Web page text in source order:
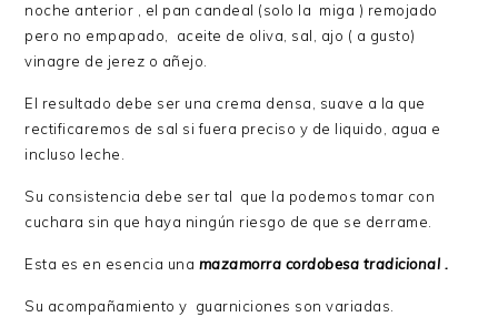
noche anterior , el pan candeal (solo la miga ) remojado
pero no empapado, aceite de oliva, sal, ajo ( a gusto)
vinagre de jerez o añejo.
El resultado debe ser una crema densa, suave a la que
rectificaremos de sal si fuera preciso y de liquido, agua e
incluso leche.
Su consistencia debe ser tal que la podemos tomar con
cuchara sin que haya ningún riesgo de que se derrame.
Esta es en esencia una mazamorra cordobesa tradicional .
Su acompañamiento y guarniciones son variadas.